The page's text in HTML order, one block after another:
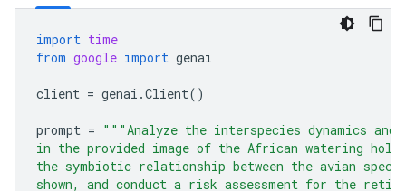
import time
from google import genai
client = genai .Client()
prompt = """Analyze the interspecies dynamics
in the provided image of the African watering
the symbiotic relationship between the avian
shown, and conduct a risk assessment for the